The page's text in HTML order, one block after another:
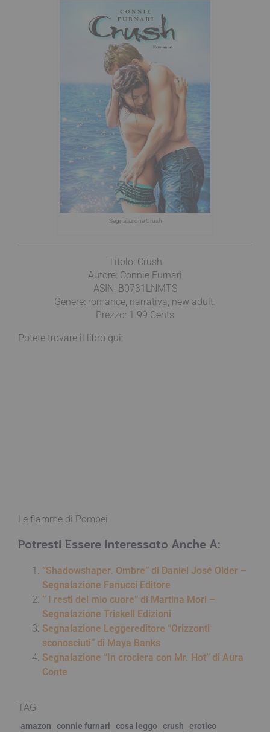
Segnalazione Crush
Titolo: Crush
Autore: Connie Furnari
ASIN: B0731LNMTS
Genere: romance, narrativa, new adult.
Prezzo: 1.99 Cents
Potete trovare il libro qui:
Le fiamme di Pompei
Potresti Essere Interessato Anche A:
“Shadowshaper. Ombre” di Daniel José Older –
Segnalazione Fanucci Editore
” I resti del mio cuore” di Martina Mori –
Segnalazione Triskell Edizioni
Segnalazione Leggereditore “Orizzonti
sconosciuti” di Maya Banks
Segnalazione “In crociera con Mr. Hot” di Aura
Conte
TAG
amazon connie furnari cosa leggo crush
erotico